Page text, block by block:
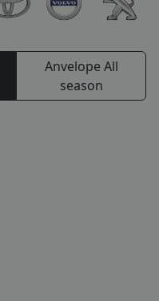
Anvelope All
season